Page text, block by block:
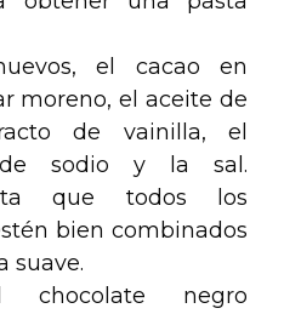
el cacao en
moreno, el aceite de
de vainilla, el
de sodio y la sal.
que todos los
bien combinados
suave.
chocolate negro